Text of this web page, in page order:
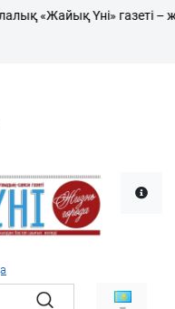
(Фрунзе)
«Жайық Үні» газеті –